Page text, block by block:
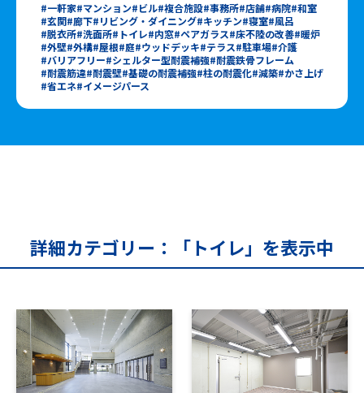
一軒家 マンション ビル 複合施設 事務所 店舗 病院 和室
玄関 廊下 リビング・ダイニング キッチン 寝室 風呂
脱衣所 洗面所 トイレ 内窓 ペアガラス 床不陸の改善 暖炉
外壁 外構 屋根 庭 ウッドデッキ テラス 駐車場 介護
バリアフリー シェルター型耐震補強 耐震鉄骨フレーム
耐震筋違 耐震壁 基礎の耐震補強 柱の耐震化 減築 かさ上げ
省エネ イメージパース
詳細カテゴリー：「トイレ」を表示中